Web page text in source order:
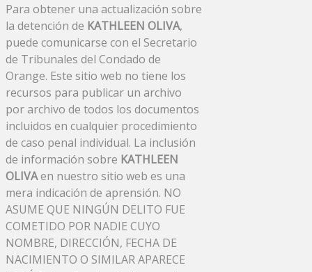
Para obtener una actualización sobre
la detención de KATHLEEN OLIVA,
puede comunicarse con el Secretario
de Tribunales del Condado de
Orange. Este sitio web no tiene los
recursos para publicar un archivo
por archivo de todos los documentos
incluidos en cualquier procedimiento
de caso penal individual. La inclusión
de información sobre KATHLEEN
OLIVAen nuestro sitio web es una
mera indicación de aprensión. NO
ASUME QUE NINGÚN DELITO FUE
COMETIDO POR NADIE CUYO
NOMBRE, DIRECCIÓN, FECHA DE
NACIMIENTO O SIMILAR APARECE